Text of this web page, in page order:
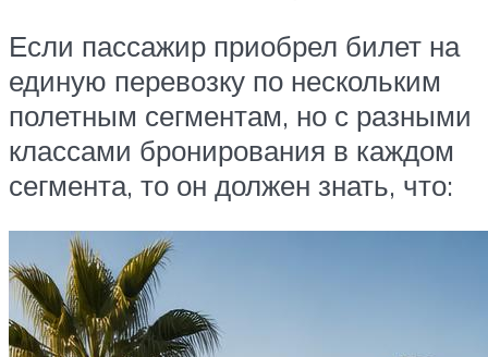
Если пассажир приобрел билет на
единую перевозку по нескольким
полетным сегментам, но с разными
классами бронирования в каждом
сегмента, то он должен знать, что: